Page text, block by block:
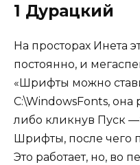
1 Дурацкий
На просторах Инета
постоянно, и
«Шрифты можно
C:\WindowsFonts, она
либо кликнув Пуск
Шрифты, после чего
Это работает, но, во